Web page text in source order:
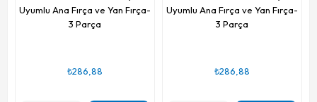
Uyumlu Ana Fırça ve Yan Fırça-
3 Parça
₺286,88
Uyumlu Ana Fırça ve Yan Fırça-
3 Parça
₺286,88